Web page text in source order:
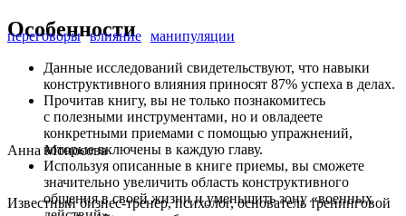
Особенности
Данные исследований свидетельствуют, что навыки
конструктивного влияния приносят 87% успеха в делах.
Прочитав книгу, вы не только познакомитесь
с полезными инструментами, но и овладеете
конкретными приемами с помощью упражнений,
которые включены в каждую главу.
Используя описанные в книге приемы, вы сможете
значительно увеличить область конструктивного
общения в своей жизни и уменьшить зону «военных
переговоры влияние манипуляции
Анна Моносова
Известный бизнес-тренер, психолог, основатель тренинговой